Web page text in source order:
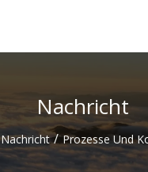
Nachricht
Nachricht / Prozesse Und